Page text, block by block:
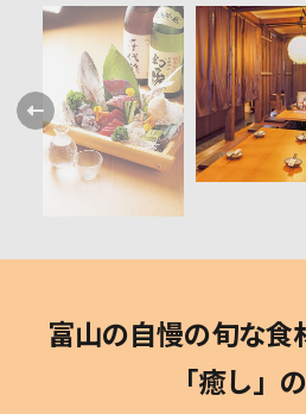
富山の自慢の旬な食
「癒し」